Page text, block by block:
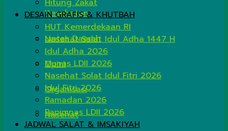
Kesehatan
Lintas Daerah
Opini
Organisasi
Nasehat
Hitung Zakat
DESAIN GRAFIS & KHUTBAH
HUT Kemerdekaan RI
Nasehat Salat Idul Adha 1447 H
Idul Adha 2026
Munas LDII 2026
Nasehat Solat Idul Fitri 2026
Idul Fitri 2026
Ramadan 2026
Rapimnas LDII 2026
JADWAL SALAT & IMSAKIYAH